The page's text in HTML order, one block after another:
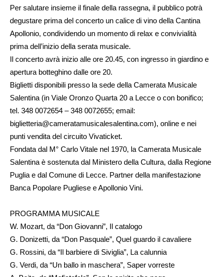
Per salutare insieme il finale della rassegna, il pubblico potrà
degustare prima del concerto un calice di vino della Cantina
Apollonio, condividendo un momento di relax e convivialità
prima dell’inizio della serata musicale.
Il concerto avrà inizio alle ore 20.45, con ingresso in giardino e
apertura botteghino dalle ore 20.
Biglietti disponibili presso la sede della Camerata Musicale
Salentina (in Viale Oronzo Quarta 20 a Lecce o con bonifico;
tel. 348 0072654 – 348 0072655; email:
biglietteria@cameratamusicalesalentina.com), online e nei
punti vendita del circuito Vivaticket.
Fondata dal M° Carlo Vitale nel 1970, la Camerata Musicale
Salentina è sostenuta dal Ministero della Cultura, dalla Regione
Puglia e dal Comune di Lecce. Partner della manifestazione
Banca Popolare Pugliese e Apollonio Vini.
PROGRAMMA MUSICALE
W. Mozart, da “Don Giovanni”, Il catalogo
G. Donizetti, da “Don Pasquale”, Quel guardo il cavaliere
G. Rossini, da “Il barbiere di Siviglia”, La calunnia
G. Verdi, da “Un ballo in maschera”, Saper vorreste